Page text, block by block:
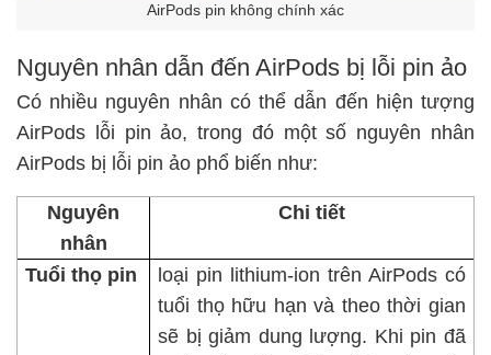
AirPods pin không chính xác
Nguyên nhân dẫn đến AirPods bị lỗi pin ảo
Có nhiều nguyên nhân có thể dẫn đến hiện tượng
AirPods lỗi pin ảo, trong đó một số nguyên nhân
AirPods bị lỗi pin ảo phổ biến như:
Nguyên
nhân
Chi tiết
Tuổi thọ pin
loại pin lithium-ion trên AirPods có
tuổi thọ hữu hạn và theo thời gian
sẽ bị giảm dung lượng. Khi pin đã